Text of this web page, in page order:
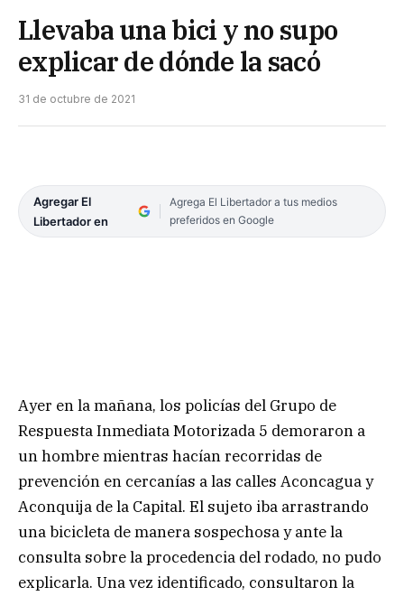
Llevaba una bici y no supo
explicar de dónde la sacó
31 de octubre de 2021
Agregar El
Libertador en
Agrega El Libertador a tus medios
preferidos en Google
Ayer en la mañana, los policías del Grupo de
Respuesta Inmediata Motorizada 5 demoraron a
un hombre mientras hacían recorridas de
prevención en cercanías a las calles Aconcagua y
Aconquija de la Capital. El sujeto iba arrastrando
una bicicleta de manera sospechosa y ante la
consulta sobre la procedencia del rodado, no pudo
explicarla. Una vez identificado, consultaron la